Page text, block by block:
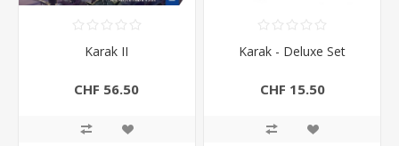
Karak II
CHF 56.50
Karak - Deluxe Set
CHF 15.50